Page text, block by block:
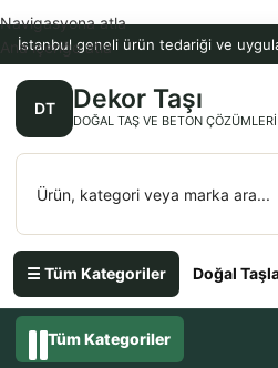
İstanbul geneli ürün tedariği ve
DT Dekor Taşı
DOĞAL TAŞ VE BETON ÇÖZÜMLERI
☰ Tüm Kategoriler Doğal
Navigasyona atla
Ana içeriğe atla
Tüm Kategoriler